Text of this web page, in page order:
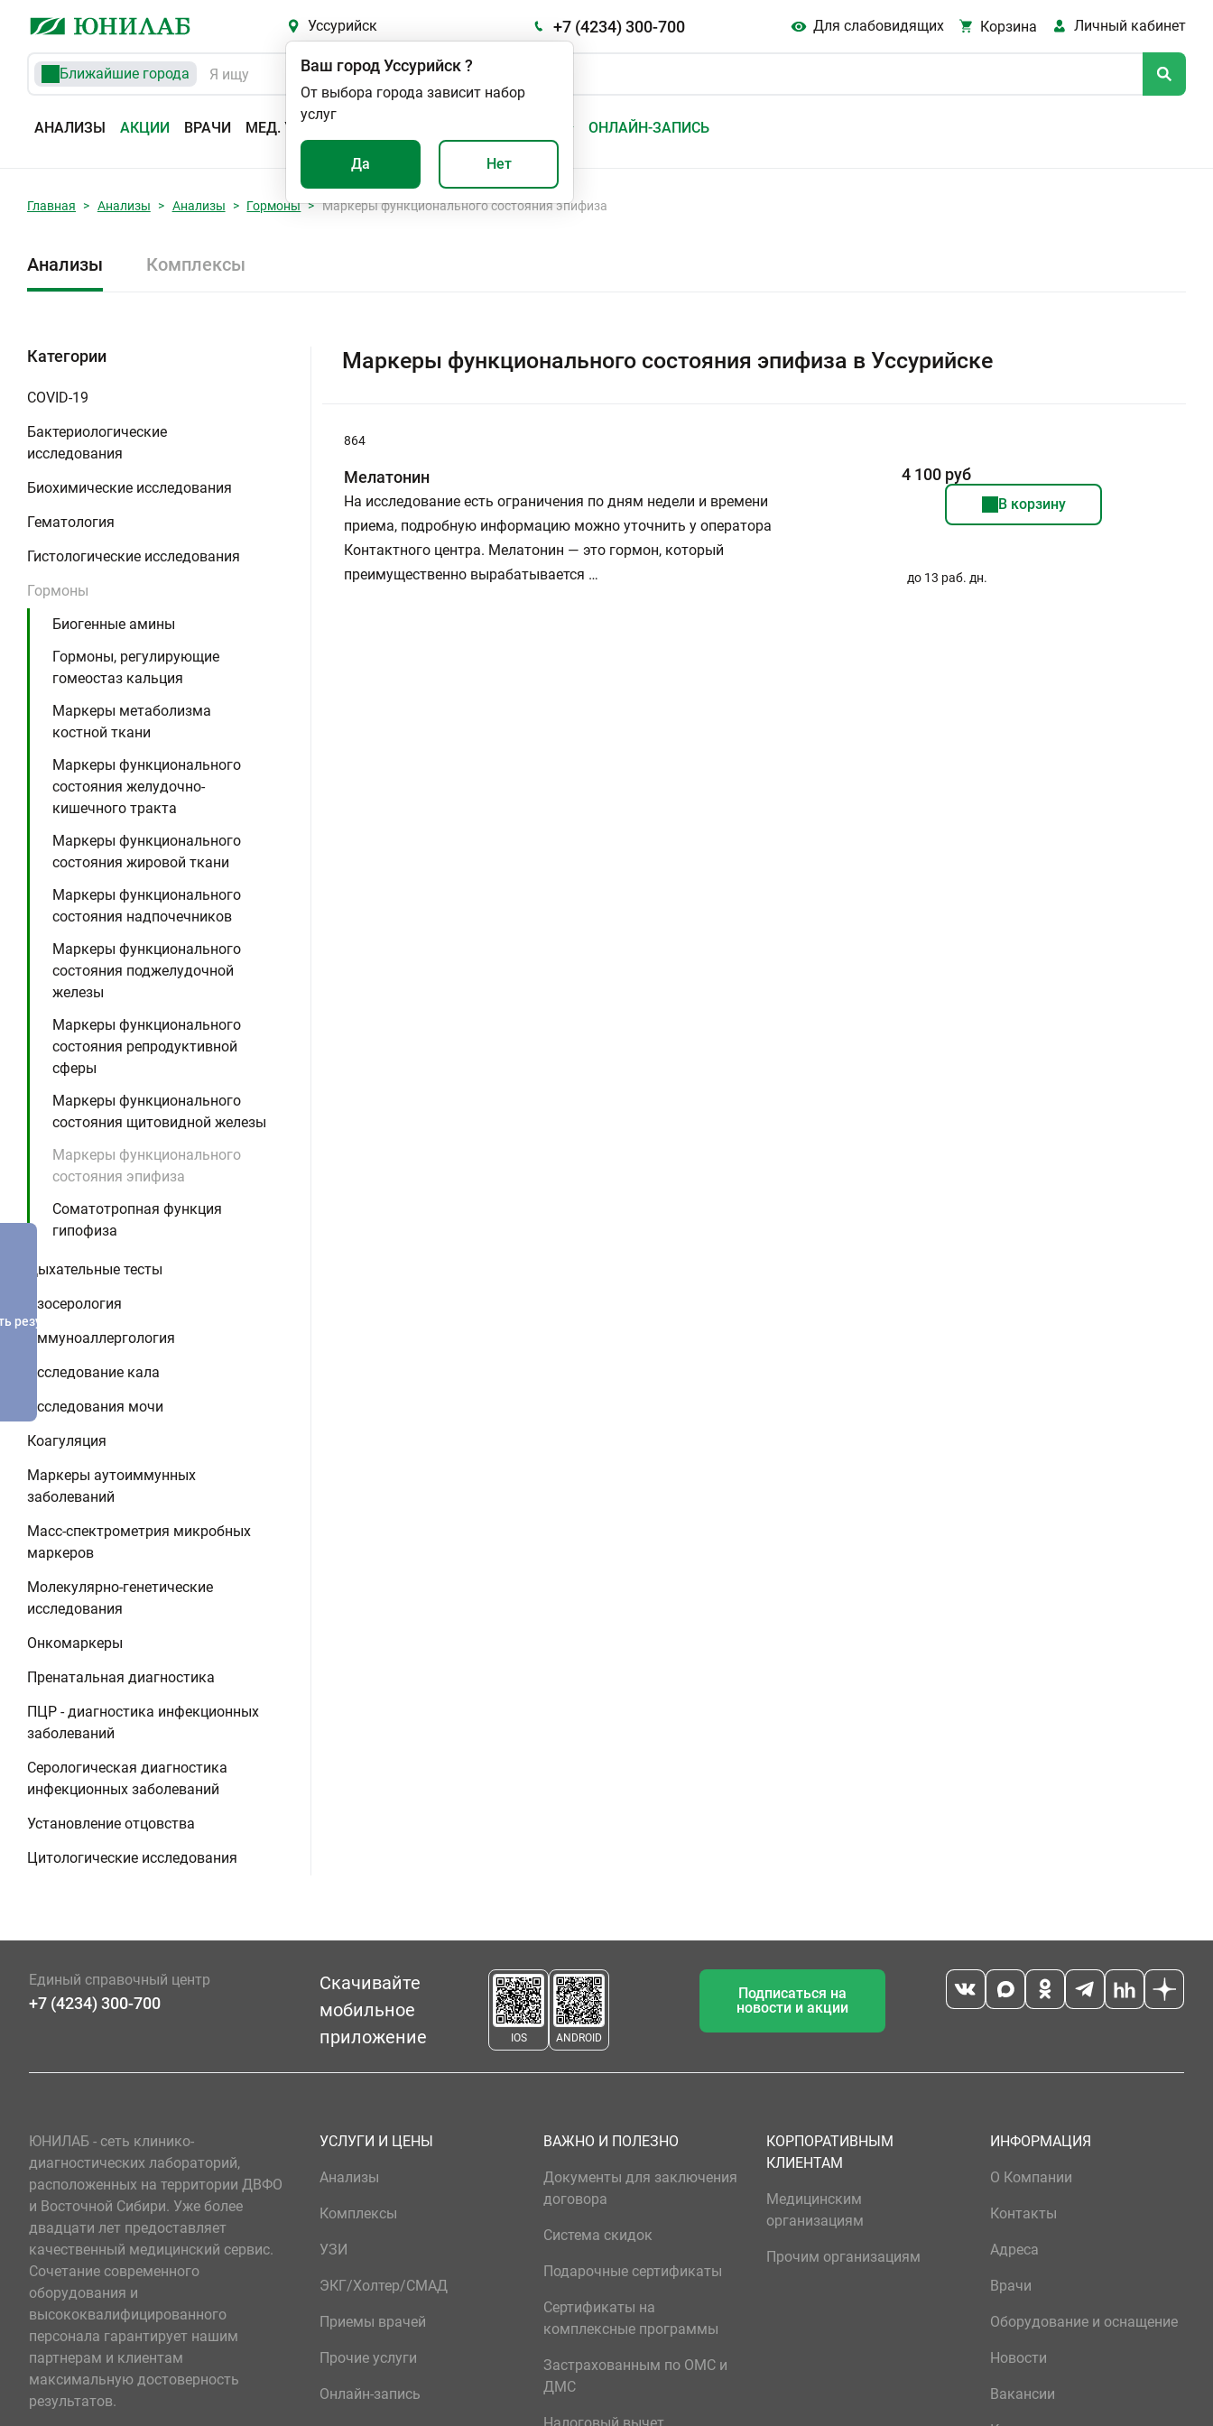
Уссурийск +7 (4234) 300-700 Для слабовидящих Корзина Личный кабинет
Ближайшие города
АНАЛИЗЫ АКЦИИ ВРАЧИ МЕД. УСЛУГИ ОНЛАЙН-ЗАПИСЬ
Ваш городУссурийск?
От выбора города зависит набор
услуг
Да Нет
Главная Анализы Анализы Гормоны Маркеры функционального состояния эпифиза
Анализы Комплексы
Категории
COVID-19
Бактериологические
исследования
Биохимические исследования
Гематология
Гистологические исследования
Гормоны
Биогенные амины
Гормоны, регулирующие
гомеостаз кальция
Маркеры метаболизма
костной ткани
Маркеры функционального
состояния желудочно-
кишечного тракта
Маркеры функционального
состояния жировой ткани
Маркеры функционального
состояния надпочечников
Маркеры функционального
состояния поджелудочной
железы
Маркеры функционального
состояния репродуктивной
сферы
Маркеры функционального
состояния щитовидной железы
Маркеры функционального
состояния эпифиза
Соматотропная функция
гипофиза
Дыхательные тесты
Изосерология
Иммуноаллергология
Исследование кала
Исследования мочи
Коагуляция
Маркеры аутоиммунных
заболеваний
Масс-спектрометрия микробных
маркеров
Молекулярно-генетические
исследования
Онкомаркеры
Пренатальная диагностика
ПЦР - диагностика инфекционных
заболеваний
Серологическая диагностика
инфекционных заболеваний
Установление отцовства
Цитологические исследования
Маркеры функционального состояния эпифиза в Уссурийске
864
Мелатонин
На исследование есть ограничения по дням недели и времени
приема, подробную информацию можно уточнить у оператора
Контактного центра. Мелатонин — это гормон, который
преимущественно вырабатывается …
4 100 руб
В корзину
до 13 раб. дн.
результатов
Единый справочный центр
+7 (4234) 300-700
Скачивайте
мобильное
приложение
IOS ANDROID
Подписаться на
новости и акции
ЮНИЛАБ - сеть клинико-
диагностических лабораторий,
расположенных на территории ДВФО
и Восточной Сибири. Уже более
двадцати лет предоставляет
качественный медицинский сервис.
Сочетание современного
оборудования и
высококвалифицированного
персонала гарантирует нашим
партнерам и клиентам
максимальную достоверность
результатов.
УСЛУГИ И ЦЕНЫ
Анализы
Комплексы
УЗИ
ЭКГ/Холтер/СМАД
Приемы врачей
Прочие услуги
Онлайн-запись
ВАЖНО И ПОЛЕЗНО
Документы для заключения
договора
Система скидок
Подарочные сертификаты
Сертификаты на
комплексные программы
Застрахованным по ОМС и
ДМС
КОРПОРАТИВНЫМ
КЛИЕНТАМ
Медицинским
организациям
Прочим организациям
ИНФОРМАЦИЯ
О Компании
Контакты
Адреса
Врачи
Оборудование и оснащение
Новости
Вакансии